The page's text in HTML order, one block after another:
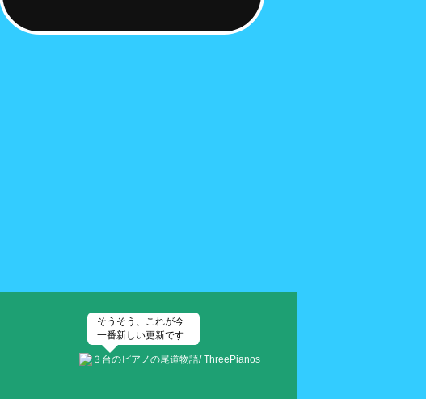
そうそう、これが今
一番新しい更新です